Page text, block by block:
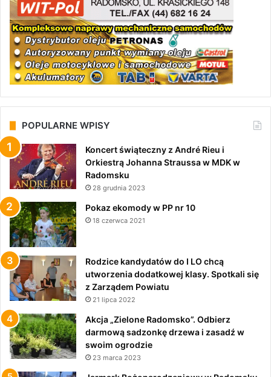
POPULARNE WPISY
Koncert świąteczny z André Rieu i
Orkiestrą Johanna Straussa w MDK w
Radomsku
28 grudnia 2023
Pokaz ekomody w PP nr 10
18 czerwca 2021
Rodzice kandydatów do I LO chcą
utworzenia dodatkowej klasy. Spotkali się
z Zarządem Powiatu
21 lipca 2022
Akcja „Zielone Radomsko”. Odbierz
darmową sadzonkę drzewa i zasadź w
swoim ogrodzie
23 marca 2023